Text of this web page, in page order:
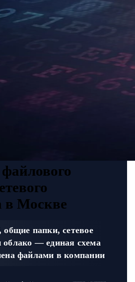
в Москве
папки, сетевое
— единая схема
файлами в компании